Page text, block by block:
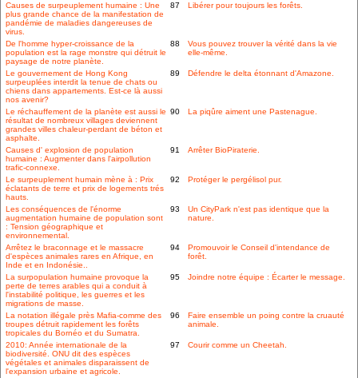
Causes de surpeuplement humaine : Une
plus grande chance de la manifestation de
pandémie de maladies dangereuses de
virus.
87 Libérer pour toujours les forêts.
De l'homme hyper-croissance de la
population est la rage monstre qui détruit le
paysage de notre planète.
88
Vous pouvez trouver la vérité dans la vie
elle-même.
Le gouvernement de Hong Kong
surpeuplées interdit la tenue de chats ou
chiens dans appartements. Est-ce là aussi
nos avenir?
89 Défendre le delta étonnant d'Amazone.
Le réchauffement de la planète est aussi le
résultat de nombreux villages deviennent
grandes villes chaleur-perdant de béton et
asphalte.
90 La piqûre aiment une Pastenague.
Causes d' explosion de population
humaine : Augmenter dans l'airpollution
trafic-connexe.
91 Arrêter BioPiraterie.
Le surpeuplement humain mène à : Prix
éclatants de terre et prix de logements trés
hauts.
92 Protéger le pergélisol pur.
Les conséquences de l'énorme
augmentation humaine de population sont
: Tension géographique et
environnemental.
93
Un CityPark n'est pas identique que la
nature.
Arrêtez le braconnage et le massacre
d'espèces animales rares en Afrique, en
Inde et en Indonésie..
94
Promouvoir le Conseil d'intendance de
forêt.
La surpopulation humaine provoque la
perte de terres arables qui a conduit à
l'instabilité politique, les guerres et les
migrations de masse.
95 Joindre notre équipe : Écarter le message.
La notation illégale près Mafia-comme des
troupes détruit rapidement les forêts
tropicales du Bornéo et du Sumatra.
96
Faire ensemble un poing contre la cruauté
animale.
2010: Année internationale de la
biodiversité. ONU dit des espèces
végétales et animales disparaissent de
l'expansion urbaine et agricole.
97 Courir comme un Cheetah.